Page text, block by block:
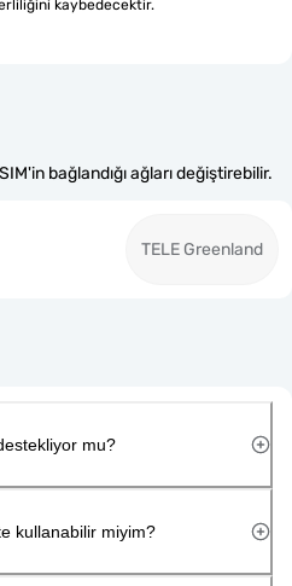
kaybedecektir.
bağlandığı ağları değiştirebilir.
TELE Greenland
mu?
kullanabilir miyim?